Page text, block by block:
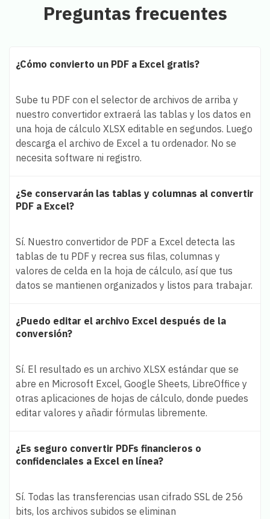
Preguntas frecuentes
¿Cómo convierto un PDF a Excel gratis?
Sube tu PDF con el selector de archivos de arriba y
nuestro convertidor extraerá las tablas y los datos en
una hoja de cálculo XLSX editable en segundos. Luego
descarga el archivo de Excel a tu ordenador. No se
necesita software ni registro.
¿Se conservarán las tablas y columnas al convertir
PDF a Excel?
Sí. Nuestro convertidor de PDF a Excel detecta las
tablas de tu PDF y recrea sus filas, columnas y
valores de celda en la hoja de cálculo, así que tus
datos se mantienen organizados y listos para trabajar.
¿Puedo editar el archivo Excel después de la
conversión?
Sí. El resultado es un archivo XLSX estándar que se
abre en Microsoft Excel, Google Sheets, LibreOffice y
otras aplicaciones de hojas de cálculo, donde puedes
editar valores y añadir fórmulas libremente.
¿Es seguro convertir PDFs financieros o
confidenciales a Excel en línea?
Sí. Todas las transferencias usan cifrado SSL de 256
bits, los archivos subidos se eliminan